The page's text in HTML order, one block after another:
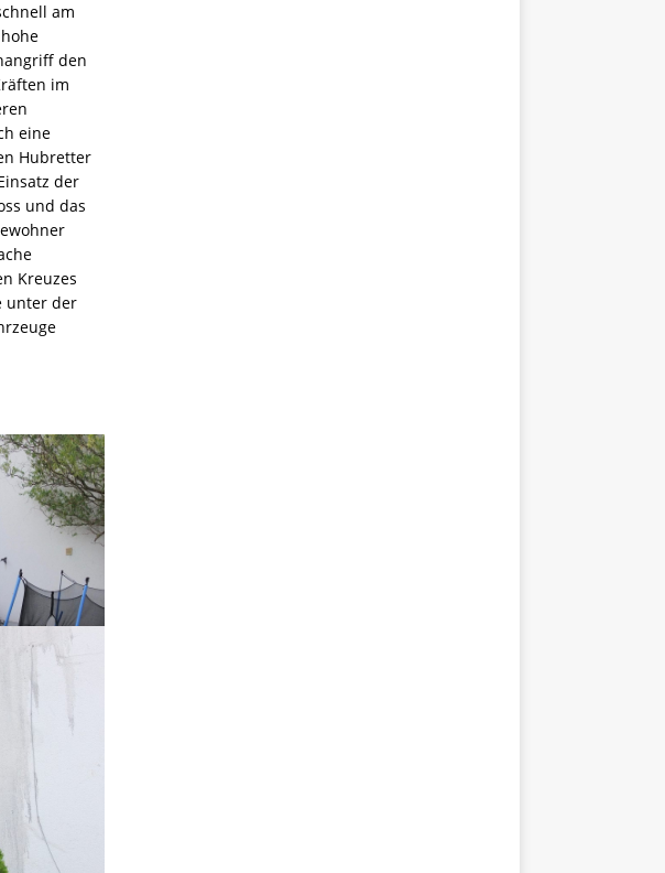
am
den
im
eine
Hubretter
der
und das
Kreuzes
unter der